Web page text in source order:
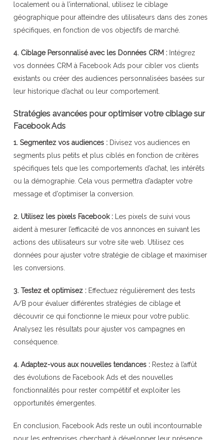
localement ou à l’international, utilisez le ciblage
géographique pour atteindre des utilisateurs dans des zones
spécifiques, en fonction de vos objectifs de marché.
4. Ciblage Personnalisé avec les Données CRM :Intégrez
vos données CRM à Facebook Ads pour cibler vos clients
existants ou créer des audiences personnalisées basées sur
leur historique d’achat ou leur comportement.
Stratégies avancées pour optimiser votre ciblage sur
Facebook Ads
1. Segmentez vos audiences :Divisez vos audiences en
segments plus petits et plus ciblés en fonction de critères
spécifiques tels que les comportements d’achat, les intérêts
ou la démographie. Cela vous permettra d’adapter votre
message et d’optimiser la conversion.
2. Utilisez les pixels Facebook :Les pixels de suivi vous
aident à mesurer l’efficacité de vos annonces en suivant les
actions des utilisateurs sur votre site web. Utilisez ces
données pour ajuster votre stratégie de ciblage et maximiser
les conversions.
3. Testez et optimisez :Effectuez régulièrement des tests
A/B pour évaluer différentes stratégies de ciblage et
découvrir ce qui fonctionne le mieux pour votre public.
Analysez les résultats pour ajuster vos campagnes en
conséquence.
4. Adaptez-vous aux nouvelles tendances :Restez à l’affût
des évolutions de Facebook Ads et des nouvelles
fonctionnalités pour rester compétitif et exploiter les
opportunités émergentes.
En conclusion, Facebook Ads reste un outil incontournable